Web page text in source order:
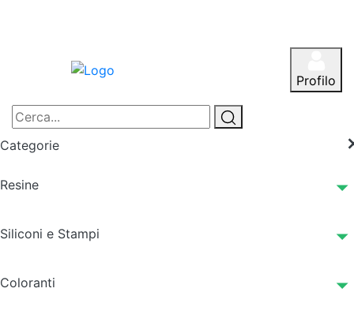
Profilo
Categorie
Resine
Siliconi e Stampi
Coloranti